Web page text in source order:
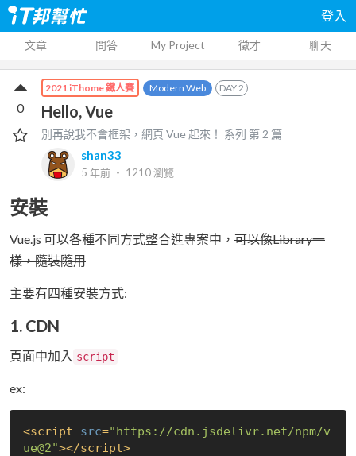
登入
文章 問答 My Project 徵才 聊天
2021 iThome 鐵人賽 Modern Web DAY2
Hello, Vue
別再說我不會框架，網頁 Vue 起來！ 系列 第2 篇
shan33
5 年前 ‧ 1210瀏覽
0
安裝
Vue.js 可以各種不同方式整合進專案中， 可以像Library一
樣，隨裝隨用
主要有四種安裝方式:
1. CDN
頁面中加入 script
ex:
<script src="https://cdn.jsdelivr.net/npm/v
ue@2"></script>